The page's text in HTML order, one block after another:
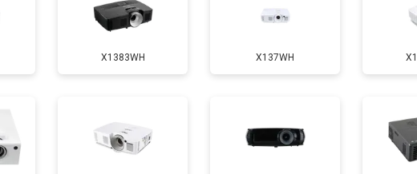
X1383WH X137WH